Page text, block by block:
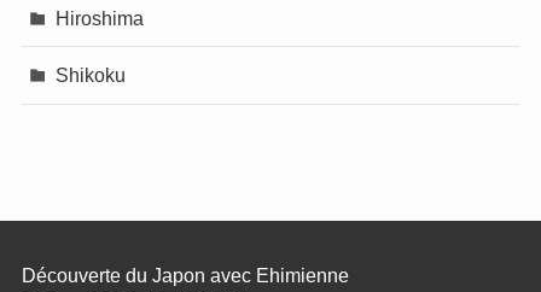
Hiroshima
Shikoku
Découverte du Japon avec Ehimienne